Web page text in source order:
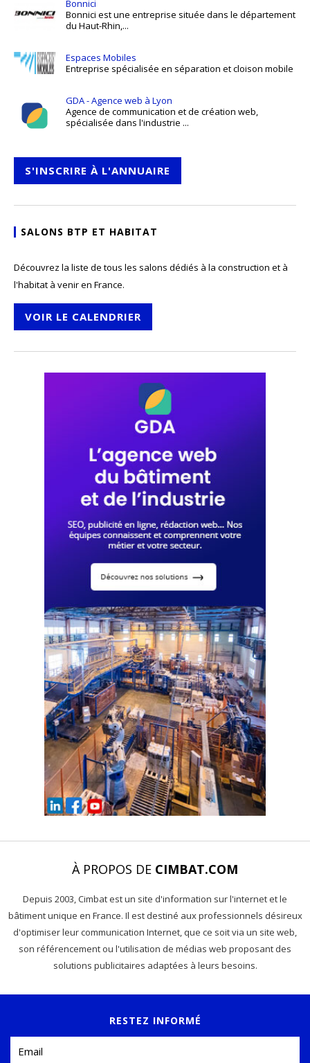
Bonnici
Bonnici est une entreprise située dans le département
du Haut-Rhin,...
Espaces Mobiles
Entreprise spécialisée en séparation et cloison mobile
GDA - Agence web à Lyon
Agence de communication et de création web,
spécialisée dans l'industrie ...
S'INSCRIRE À L'ANNUAIRE
SALONS BTP ET HABITAT
Découvrez la liste de tous les salons dédiés à la construction et à
l'habitat à venir en France.
VOIR LE CALENDRIER
À PROPOS DE CIMBAT.COM
Depuis 2003, Cimbat est un site d'information sur l'internet et le
bâtiment unique en France. Il est destiné aux professionnels désireux
d'optimiser leur communication Internet, que ce soit via un site web,
son référencement ou l'utilisation de médias web proposant des
solutions publicitaires adaptées à leurs besoins.
RESTEZ INFORMÉ